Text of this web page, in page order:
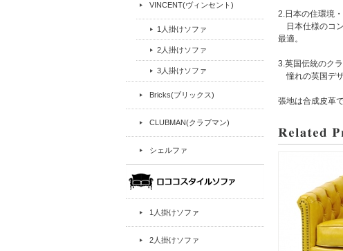
VINCENT(ヴィンセント)
1人掛けソファ
2人掛けソファ
3人掛けソファ
Bricks(ブリックス)
CLUBMAN(クラブマン)
シェルファ
1人掛けソファ
2人掛けソファ
2.日本の住環境
日本仕様のコ
最適。
3.英国伝統のク
憧れの英国デ
張地は合成皮革